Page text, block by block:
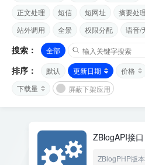
正文处理
短信 短网址 摘要处
站外调用
全景 权限分配 语音/
搜索： 全部
排序： 默认 更新日期 价格
下载量
屏蔽下架应用
ZBlogAPI接口
ZBlogPHP版